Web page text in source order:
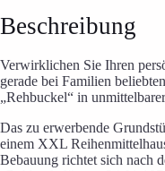
Beschreibung
Verwirklichen Sie Ihren
gerade bei Familien
„Rehbuckel“ in
Das zu erwerbende
einem XXL
Bebauung richtet sich nach